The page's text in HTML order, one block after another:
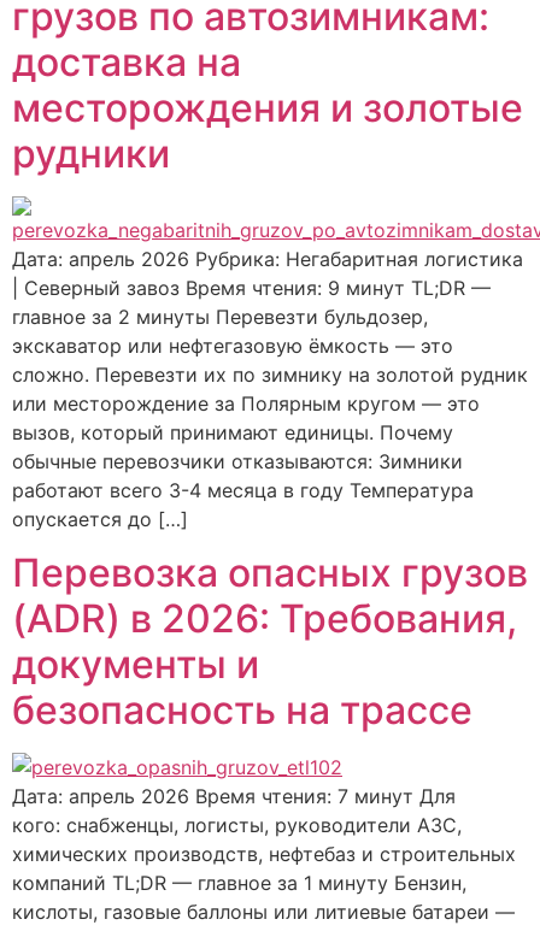
грузов по автозимникам:
доставка на
месторождения и золотые
рудники
Дата: апрель 2026 Рубрика: Негабаритная логистика
| Северный завоз Время чтения: 9 минут TL;DR —
главное за 2 минуты Перевезти бульдозер,
экскаватор или нефтегазовую ёмкость — это
сложно. Перевезти их по зимнику на золотой рудник
или месторождение за Полярным кругом — это
вызов, который принимают единицы. Почему
обычные перевозчики отказываются: Зимники
работают всего 3-4 месяца в году Температура
опускается до […]
Перевозка опасных грузов
(ADR) в 2026: Требования,
документы и
безопасность на трассе
Дата: апрель 2026 Время чтения: 7 минут Для
кого: снабженцы, логисты, руководители АЗС,
химических производств, нефтебаз и строительных
компаний TL;DR — главное за 1 минуту Бензин,
кислоты, газовые баллоны или литиевые батареи —